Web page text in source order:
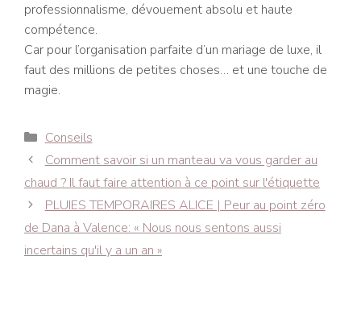
professionnalisme, dévouement absolu et haute
compétence.
Car pour l’organisation parfaite d’un mariage de luxe, il
faut des millions de petites choses… et une touche de
magie.
Catégories
Conseils
Navigation
des
articles
Comment savoir si un manteau va vous garder au
chaud ? Il faut faire attention à ce point sur l'étiquette
PLUIES TEMPORAIRES ALICE | Peur au point zéro
de Dana à Valence: « Nous nous sentons aussi
incertains qu'il y a un an »